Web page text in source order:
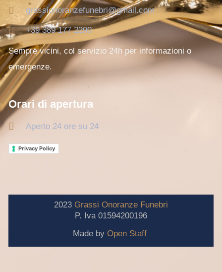
grassionoranzefunebri@gmail.com
+39 389 177 2290
Sempre vicini, col servizio 24h per informazioni o
emergenze.
Orari di apertura
Aperto 24 ore su 24
Privacy Policy
2023 Grassi Onoranze Funebri
P. Iva 01594200196
Made by Open Staff